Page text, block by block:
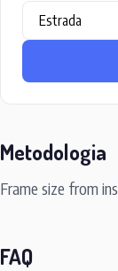
Metodologia
Frame size from
FAQ